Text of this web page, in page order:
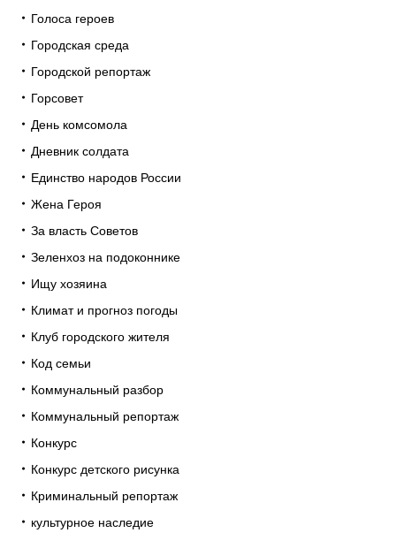
Голоса героев
Городская среда
Городской репортаж
Горсовет
День комсомола
Дневник солдата
Единство народов России
Жена Героя
За власть Советов
Зеленхоз на подоконнике
Ищу хозяина
Климат и прогноз погоды
Клуб городского жителя
Код семьи
Коммунальный разбор
Коммунальный репортаж
Конкурс
Конкурс детского рисунка
Криминальный репортаж
культурное наследие